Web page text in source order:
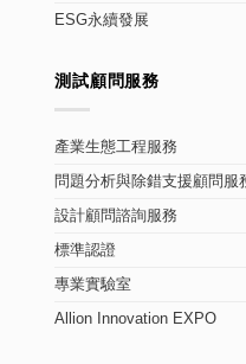
ESG永續發展
測試顧問服務
產業生態工程服務
問題分析與除錯支援顧問服
設計顧問諮詢服務
標準認證
專業實驗室
Allion Innovation EXPO